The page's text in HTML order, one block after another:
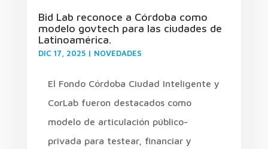
Bid Lab reconoce a Córdoba como
modelo govtech para las ciudades de
Latinoamérica.
DIC 17, 2025| NOVEDADES
El Fondo Córdoba Ciudad Inteligente y
CorLab fueron destacados como
modelo de articulación público-
privada para testear, financiar y